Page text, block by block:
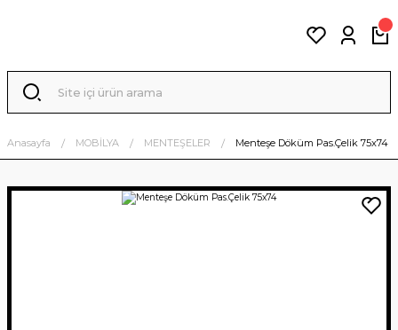
Anasayfa MOBİLYA MENTEŞELER Menteşe Döküm Pas.Çelik 75x74